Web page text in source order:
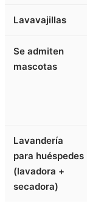
Lavavajillas
Se admiten
mascotas
Lavandería
para huéspedes
(lavadora +
secadora)